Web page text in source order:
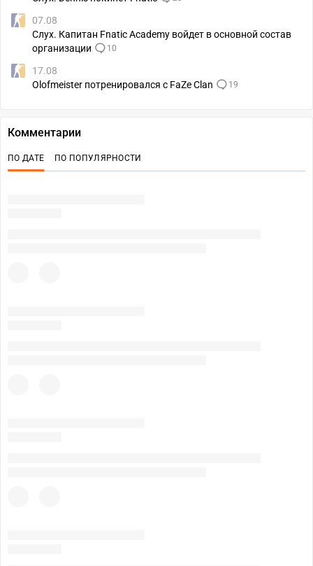
07.08
Слух. Капитан Fnatic Academy войдет в основной состав
организации
10
17.08
Olofmeister потренировался с FaZe Clan
19
Комментарии
ПО ДАТЕ ПО ПОПУЛЯРНОСТИ